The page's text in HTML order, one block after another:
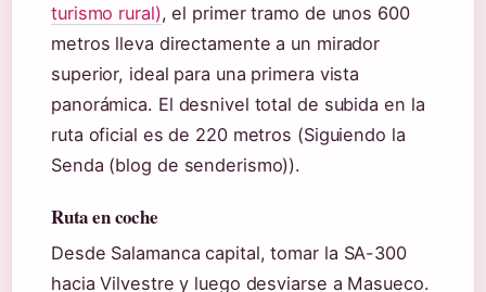
turismo rural), el primer tramo de unos 600
metros lleva directamente a un mirador
superior, ideal para una primera vista
panorámica. El desnivel total de subida en la
ruta oficial es de 220 metros (Siguiendo la
Senda (blog de senderismo)).
Ruta en coche
Desde Salamanca capital, tomar la SA-300
hacia Vilvestre y luego desviarse a Masueco.